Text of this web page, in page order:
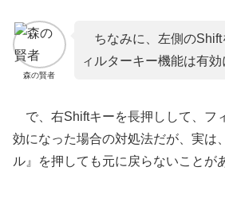
森の賢者
ちなみに、左側のShift
ィルターキー機能は有効
で、右Shiftキーを長押しして、フ
効になった場合の対処法だが、実は
ル』を押しても元に戻らないことが